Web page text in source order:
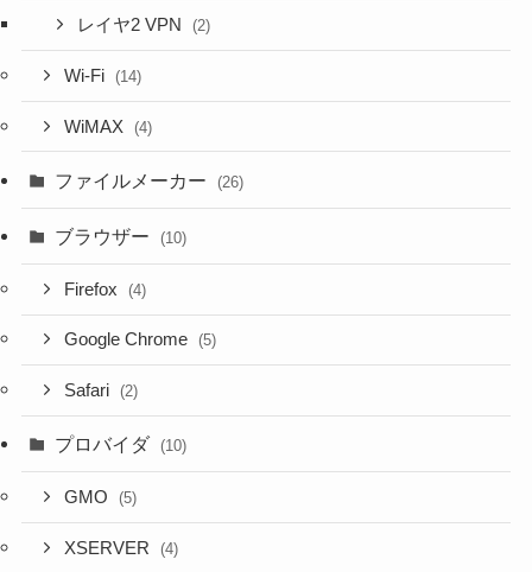
レイヤ2 VPN (2)
Wi-Fi (14)
WiMAX (4)
ファイルメーカー (26)
ブラウザー (10)
Firefox (4)
Google Chrome (5)
Safari (2)
プロバイダ (10)
GMO (5)
XSERVER (4)